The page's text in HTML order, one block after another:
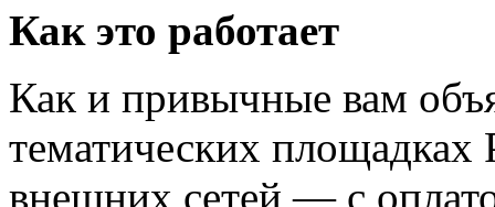
Как это работает
Как и привычные вам
тематических площадках
внешних сетей — с